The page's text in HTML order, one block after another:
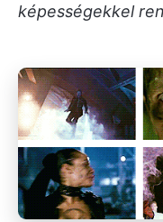
képességekkel